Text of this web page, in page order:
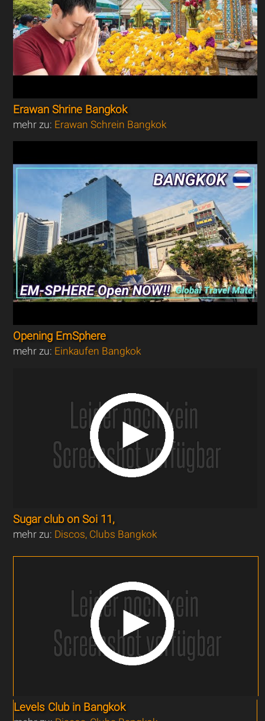
Erawan Shrine Bangkok
mehr zu: Erawan Schrein Bangkok
Opening EmSphere
mehr zu: Einkaufen Bangkok
Sugar club on Soi 11,
mehr zu: Discos, Clubs Bangkok
Levels Club in Bangkok